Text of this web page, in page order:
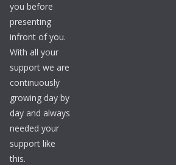
you before
presenting
infront of you.
With all your
support we are
continuously
growing day by
day and always
needed your
support like
this.